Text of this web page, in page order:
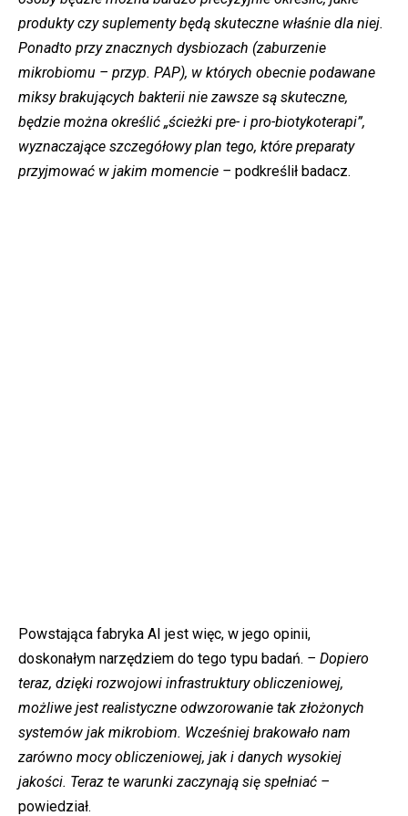
produkty czy suplementy będą skuteczne właśnie dla niej.
Ponadto przy znacznych dysbiozach (zaburzenie
mikrobiomu – przyp. PAP), w których obecnie podawane
miksy brakujących bakterii nie zawsze są skuteczne,
będzie można określić „ścieżki pre- i pro-biotykoterapi”,
wyznaczające szczegółowy plan tego, które preparaty
przyjmować w jakim momencie – podkreślił badacz.
Powstająca fabryka AI jest więc, w jego opinii,
doskonałym narzędziem do tego typu badań. – Dopiero
teraz, dzięki rozwojowi infrastruktury obliczeniowej,
możliwe jest realistyczne odwzorowanie tak złożonych
systemów jak mikrobiom. Wcześniej brakowało nam
zarówno mocy obliczeniowej, jak i danych wysokiej
jakości. Teraz te warunki zaczynają się spełniać –
powiedział.